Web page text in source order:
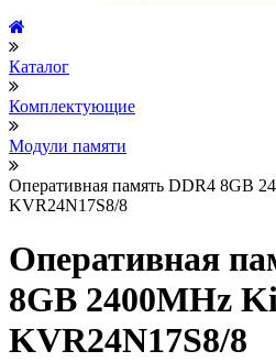
Каталог
Комплектующие
Модули памяти
Оперативная память DDR4 8GB
KVR24N17S8/8
Оперативная
8GB 2400MHz
KVR24N17S8/8